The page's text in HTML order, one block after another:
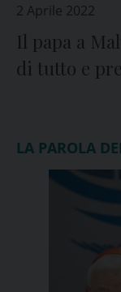
2 Aprile 2022
Il papa a
di tutto e
LA PAROLA